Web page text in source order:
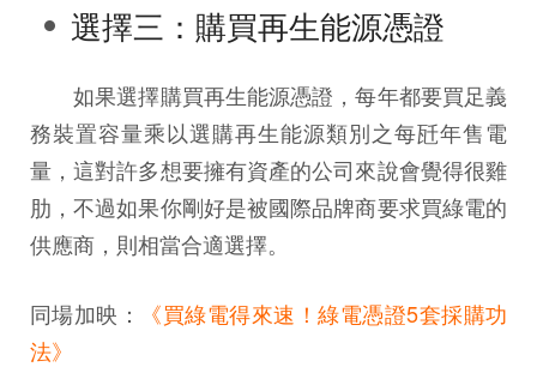
選擇三：購買再生能源憑證
如果選擇購買再生能源憑證，每年都要買足義
務裝置容量乘以選購再生能源類別之每瓩年售電
量，這對許多想要擁有資產的公司來說會覺得很雞
肋，不過如果你剛好是被國際品牌商要求買綠電的
供應商，則相當合適選擇。
同場加映： 《買綠電得來速！綠電憑證5套採購功
法》